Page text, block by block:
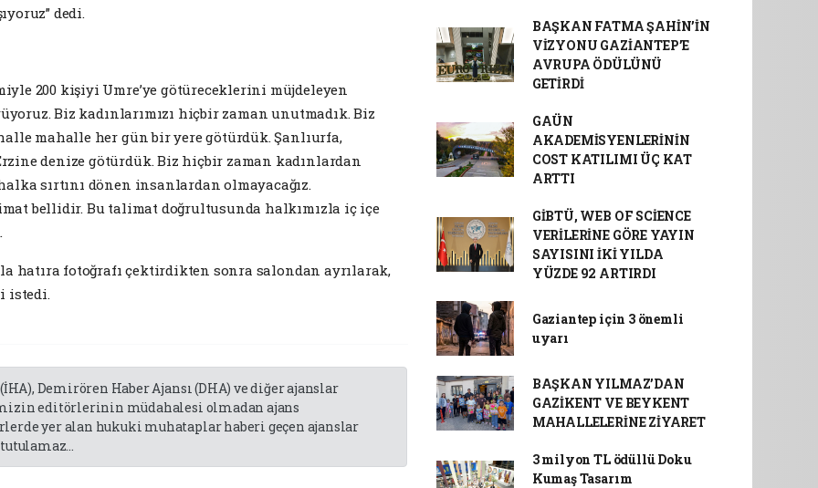
dedi.
200 kişiyi Umre’ye götüreceklerini müjdeleyen
Biz kadınlarımızı hiçbir zaman unutmadık. Biz
mahalle her gün bir yere götürdük. Şanlıurfa,
denize götürdük. Biz hiçbir zaman kadınlardan
sırtını dönen insanlardan olmayacağız.
bellidir. Bu talimat doğrultusunda halkımızla iç içe
hatıra fotoğrafı çektirdikten sonra salondan ayrılarak,
istedi.
Demirören Haber Ajansı (DHA) ve diğer ajanslar
editörlerinin müdahalesi olmadan ajans
yer alan hukuki muhataplar haberi geçen ajanslar
BAŞKAN FATMA ŞAHİN’İN
VİZYONU GAZİANTEP’E
AVRUPA ÖDÜLÜNÜ
GETİRDİ
GAÜN
AKADEMİSYENLERİNİN
COST KATILIMI ÜÇ KAT
ARTTI
GİBTÜ, WEB OF SCİENCE
VERİLERİNE GÖRE YAYIN
SAYISINI İKİ YILDA
YÜZDE 92 ARTIRDI
Gaziantep için 3 önemli
uyarı
BAŞKAN YILMAZ’DAN
GAZİKENT VE BEYKENT
MAHALLELERİNE ZİYARET
3 milyon TL ödüllü Doku
Kumaş Tasarım